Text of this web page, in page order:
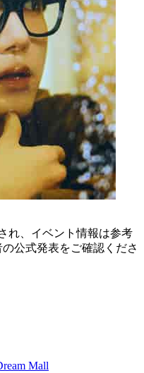
れ、イベント情報は参考
公式発表をご確認くださ
Mall